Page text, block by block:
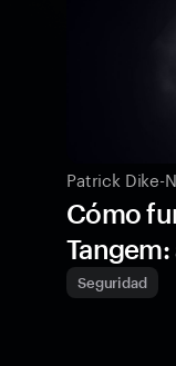
Patrick Dike-
Cómo
Seguridad